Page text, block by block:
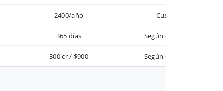
2400/año Custom
365 días Según contrato
300 cr / $900 Según contrato